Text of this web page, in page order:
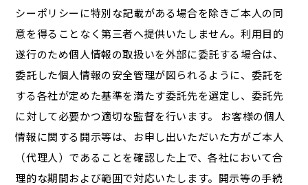
シーポリシーに特別な記載がある場合を除きご本人の同
意を得ることなく第三者へ提供いたしません。利用目的
遂行のため個人情報の取扱いを外部に委託する場合は、
委託した個人情報の安全管理が図られるように、委託を
する各社が定めた基準を満たす委託先を選定し、委託先
に対して必要かつ適切な監督を行います。 お客様の個人
情報に関する開示等は、お申し出いただいた方がご本人
（代理人）であることを確認した上で、各社において合
理的な期間および範囲で対応いたします。開示等の手続